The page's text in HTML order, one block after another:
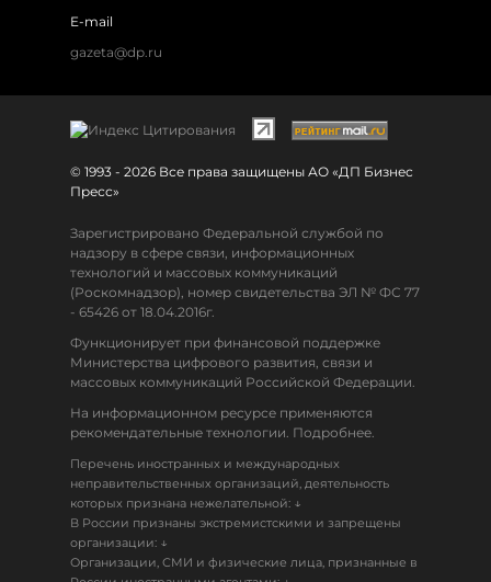
E-mail
gazeta@dp.ru
© 1993 - 2026 Все права защищены АО «ДП Бизнес
Пресс»
Зарегистрировано Федеральной службой по
надзору в сфере связи, информационных
технологий и массовых коммуникаций
(Роскомнадзор), номер свидетельства ЭЛ № ФС 77
- 65426 от 18.04.2016г.
Функционирует при финансовой поддержке
Министерства цифрового развития, связи и
массовых коммуникаций Российской Федерации.
На информационном ресурсе применяются
рекомендательные технологии. Подробнее.
Перечень иностранных и международных
неправительственных организаций, деятельность
которых признана нежелательной: ↓
В России признаны экстремистскими и запрещены
организации: ↓
Организации, СМИ и физические лица, признанные в